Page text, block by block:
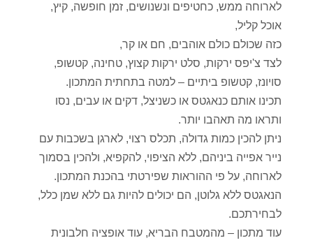
לארוחה ממש, כחטיפים ונשנושים, זמן חופשה, קיץ,
אוכל קליל,
כזה שכולם כולם אוהבים, חם או קר,
לצד צ'יפס ירקות, סלט ירקות קצוץ, טחינה, קטשופ,
סויונז, קטשופ ביתיים – למטה בתחתית המתכון.
תכינו אותם כנאגטס או כשניצל, דקים או עבים, נסו
ותראו מה תאהבו יותר.
ניתן להכין כמות גדולה, תכלס רצוי, לארגן בשכבות עם
נייר אפייה ביניהם, ללא הציפוי, להקפיא, ולהכין בסמוך
לארוחה, על פי ההוראות שפירטתי בהכנת המתכון.
הנאגטס ללא גלוטן, הם יכולים להיות גם ללא שמן כלל,
לבחירתכם.
עוד מתכון – מהמטבח הבריא, עוד אופציה חלבונית